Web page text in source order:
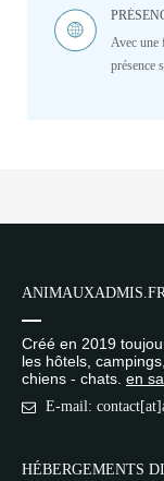
Avec une
présence
Créé en 2019
les hôtels,
chiens - chats. en
E-mail:
HÉBERGEMENTS